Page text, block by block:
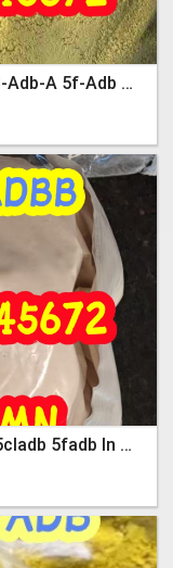
5cladba 5cladba Yellow Powder 5cl-Adb-A 5f-Adb 5fadb
5cladba Raw Materials 5cl-Adb-A 5cladb 5fadb In Stock